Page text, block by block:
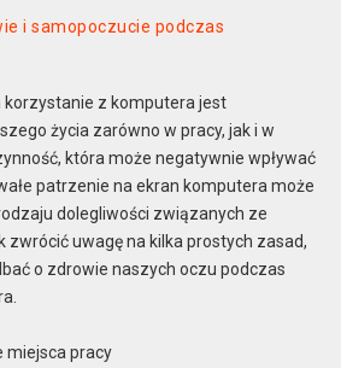
i samopoczucie podczas
korzystanie z komputera jest
życia zarówno w pracy, jak i w
która może negatywnie wpływać
patrzenie na ekran komputera może
dolegliwości związanych ze
zwrócić uwagę na kilka prostych zasad,
o zdrowie naszych oczu podczas
miejsca pracy